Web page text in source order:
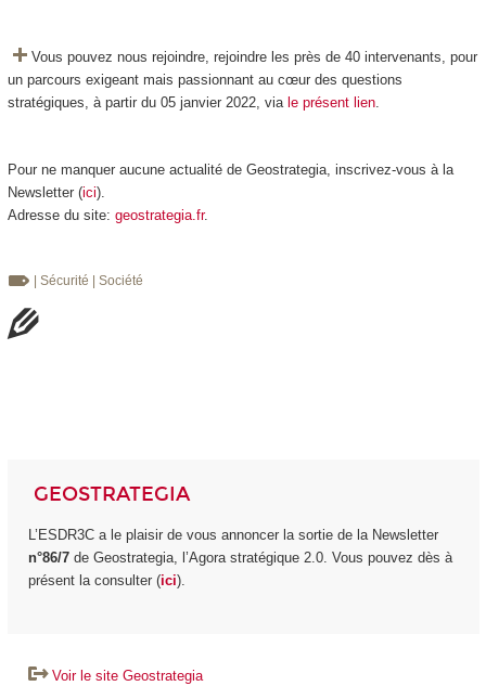
Vous pouvez nous rejoindre, rejoindre les près de 40 intervenants, pour
un parcours exigeant mais passionnant au cœur des questions
stratégiques, à partir du 05 janvier 2022, via le présent lien.
Pour ne manquer aucune actualité de Geostrategia, inscrivez-vous à la
Newsletter (ici).
Adresse du site: geostrategia.fr.
| Sécurité | Société
GEOSTRATEGIA
L’ESDR3C a le plaisir de vous annoncer la sortie de la Newsletter
n°86/7de Geostrategia, l’Agora stratégique 2.0. Vous pouvez dès à
présent la consulter (ici).
Voir le site Geostrategia